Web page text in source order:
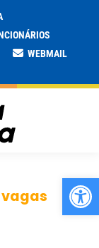
WEBMAIL
vagas